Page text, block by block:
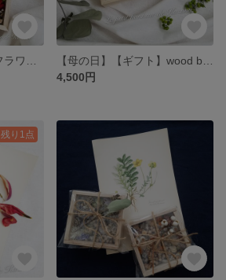
4,500円
残り1点